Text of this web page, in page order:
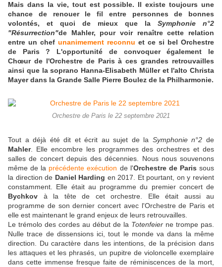
Mais dans la vie, tout est possible. Il existe toujours une
chance de renouer le fil entre personnes de bonnes
volontés, et quoi de mieux que la Symphonie n°2
"Résurrection"de Mahler, pour voir renaître cette relation
entre un chef unanimement reconnu et ce si bel Orchestre
de Paris ? L'opportunité de convoquer également le
Chœur de l'Orchestre de Paris à ces grandes retrouvailles
ainsi que la soprano Hanna-Elisabeth Müller et l'alto Christa
Mayer dans la Grande Salle Pierre Boulez de la Philharmonie.
Orchestre de Paris le 22 septembre 2021
Tout a déjà été dit et écrit au sujet de la Symphonie n°2 de
Mahler. Elle encombre les programmes des orchestres et des
salles de concert depuis des décennies. Nous nous souvenons
même de la précédente exécution de l'Orchestre de Parissous
la direction de Daniel Harding en 2017. Et pourtant, on y revient
constamment. Elle était au programme du premier concert de
Bychkov à la tête de cet orchestre. Elle était aussi au
programme de son dernier concert avec l'Orchestre de Paris et
elle est maintenant le grand enjeux de leurs retrouvailles.
Le trémolo des cordes au début de la Totenfeier ne trompe pas.
Nulle trace de dissensions ici, tout le monde va dans la même
direction. Du caractère dans les intentions, de la précision dans
les attaques et les phrasés, un pupitre de violoncelle exemplaire
dans cette immense fresque faite de réminiscences de la mort,